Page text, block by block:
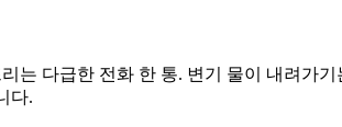
는 다급한 전화 한 통. 변기 물이 내려가
다.